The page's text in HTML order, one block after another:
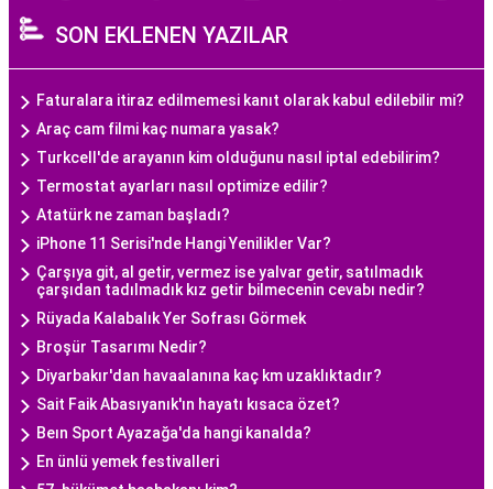
SON EKLENEN YAZILAR
Faturalara itiraz edilmemesi kanıt olarak kabul edilebilir mi?
Araç cam filmi kaç numara yasak?
Turkcell'de arayanın kim olduğunu nasıl iptal edebilirim?
Termostat ayarları nasıl optimize edilir?
Atatürk ne zaman başladı?
iPhone 11 Serisi'nde Hangi Yenilikler Var?
Çarşıya git, al getir, vermez ise yalvar getir, satılmadık
çarşıdan tadılmadık kız getir bilmecenin cevabı nedir?
Rüyada Kalabalık Yer Sofrası Görmek
Broşür Tasarımı Nedir?
Diyarbakır'dan havaalanına kaç km uzaklıktadır?
Sait Faik Abasıyanık'ın hayatı kısaca özet?
Beın Sport Ayazağa'da hangi kanalda?
En ünlü yemek festivalleri